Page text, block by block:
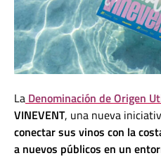
La Denominación de Origen
VINEVENT, una nueva
conectar sus vinos con la
a nuevos públicos en un